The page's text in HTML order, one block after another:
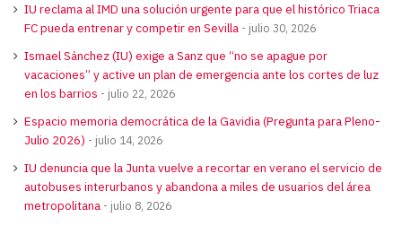
IU reclama al IMD una solución urgente para que el histórico Triaca
FC pueda entrenar y competir en Sevilla
julio 30, 2026
Ismael Sánchez (IU) exige a Sanz que “no se apague por
vacaciones” y active un plan de emergencia ante los cortes de luz
en los barrios
julio 22, 2026
Espacio memoria democrática de la Gavidia (Pregunta para Pleno-
Julio 2026)
julio 14, 2026
IU denuncia que la Junta vuelve a recortar en verano el servicio de
autobuses interurbanos y abandona a miles de usuarios del área
metropolitana
julio 8, 2026